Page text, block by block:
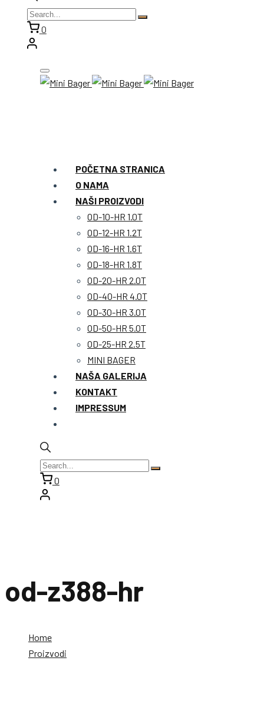
0
POČETNA STRANICA
O NAMA
NAŠI PROIZVODI
OD-10-HR 1.0T
OD-12-HR 1.2T
OD-16-HR 1.6T
OD-18-HR 1.8T
OD-20-HR 2.0T
OD-40-HR 4.0T
OD-30-HR 3.0T
OD-50-HR 5.0T
OD-25-HR 2.5T
MINI BAGER
NAŠA GALERIJA
KONTAKT
IMPRESSUM
0
od-z388-hr
Home
Proizvodi